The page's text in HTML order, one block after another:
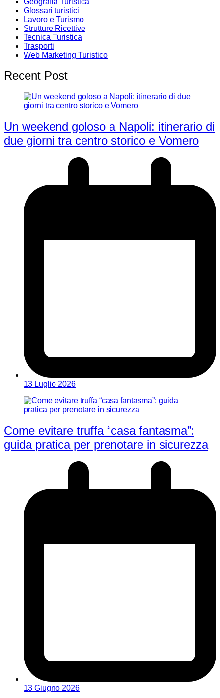
Glossari turistici
Lavoro e Turismo
Strutture Ricettive
Tecnica Turistica
Trasporti
Web Marketing Turistico
Recent Post
Un weekend goloso a Napoli: itinerario di
due giorni tra centro storico e Vomero
13 Luglio 2026
Come evitare truffa “casa fantasma”:
guida pratica per prenotare in sicurezza
13 Giugno 2026